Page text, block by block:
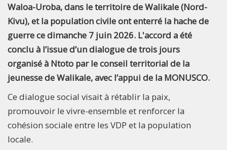
Waloa-Uroba, dans le territoire de Walikale (Nord-
Kivu), et la population civile ont enterré la hache de
guerre ce dimanche 7 juin 2026. L'accord a été
conclu à l’issue d’un dialogue de trois jours
organisé à Ntoto par le conseil territorial de la
jeunesse de Walikale, avec l’appui de la MONUSCO.
Ce dialogue social visait à rétablir la paix,
promouvoir le vivre-ensemble et renforcer la
cohésion sociale entre les VDP et la population
locale.